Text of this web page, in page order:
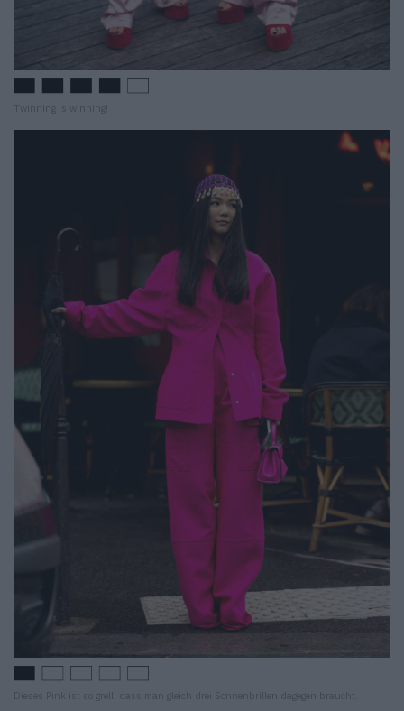
Twinning is winning!
Dieses Pink ist so grell, dass man gleich drei Sonnenbrillen dagegen braucht.